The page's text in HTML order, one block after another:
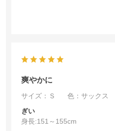
爽やかに
サイズ：Ｓ
色：サックス
ぎい
身長:151～155cm